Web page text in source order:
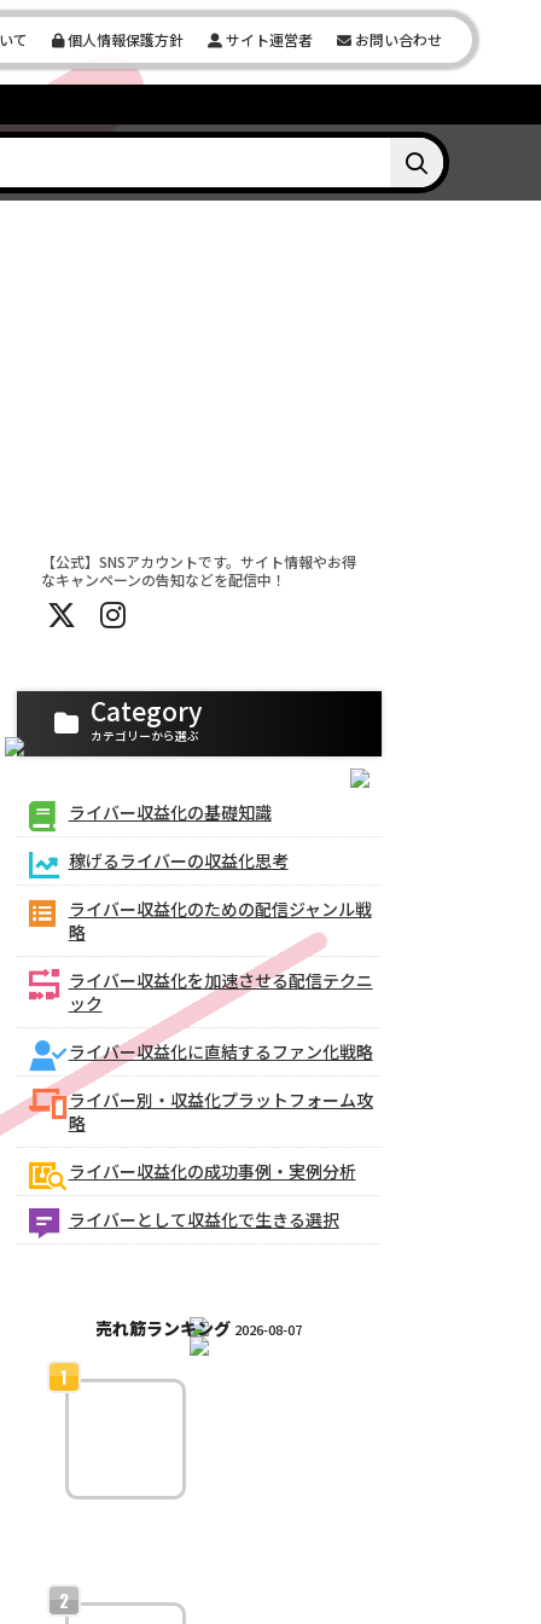
て 個人情報保護方針 サイト運営者 お問い合わせ
【公式】SNSアカウントです。サイト情報やお得
なキャンペーンの告知などを配信中！
Category
カテゴリーから選ぶ
ライバー収益化の基礎知識
稼げるライバーの収益化思考
ライバー収益化のための配信ジャンル戦
略
ライバー収益化を加速させる配信テクニ
ック
ライバー収益化に直結するファン化戦略
ライバー別・収益化プラットフォーム攻
略
ライバー収益化の成功事例・実例分析
ライバーとして収益化で生きる選択
売れ筋ランキング 2026-08-07